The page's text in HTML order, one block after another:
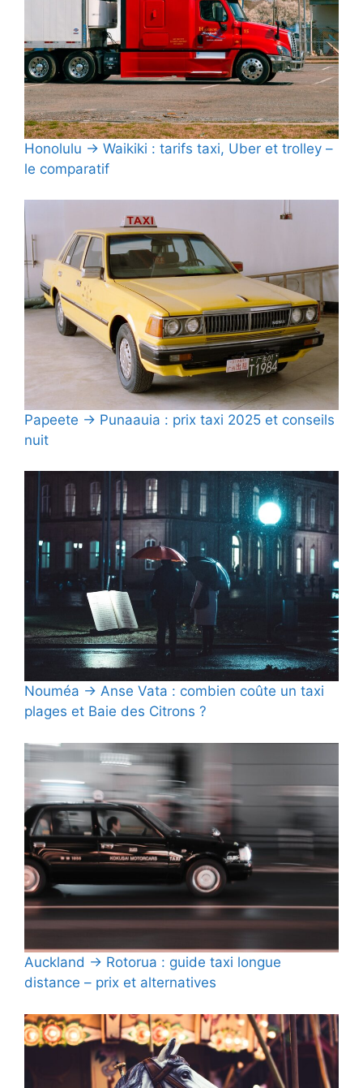
Honolulu → Waikiki : tarifs taxi, Uber et trolley –
le comparatif
Papeete → Punaauia : prix taxi 2025 et conseils
nuit
Nouméa → Anse Vata : combien coûte un taxi
plages et Baie des Citrons ?
Auckland → Rotorua : guide taxi longue
distance – prix et alternatives